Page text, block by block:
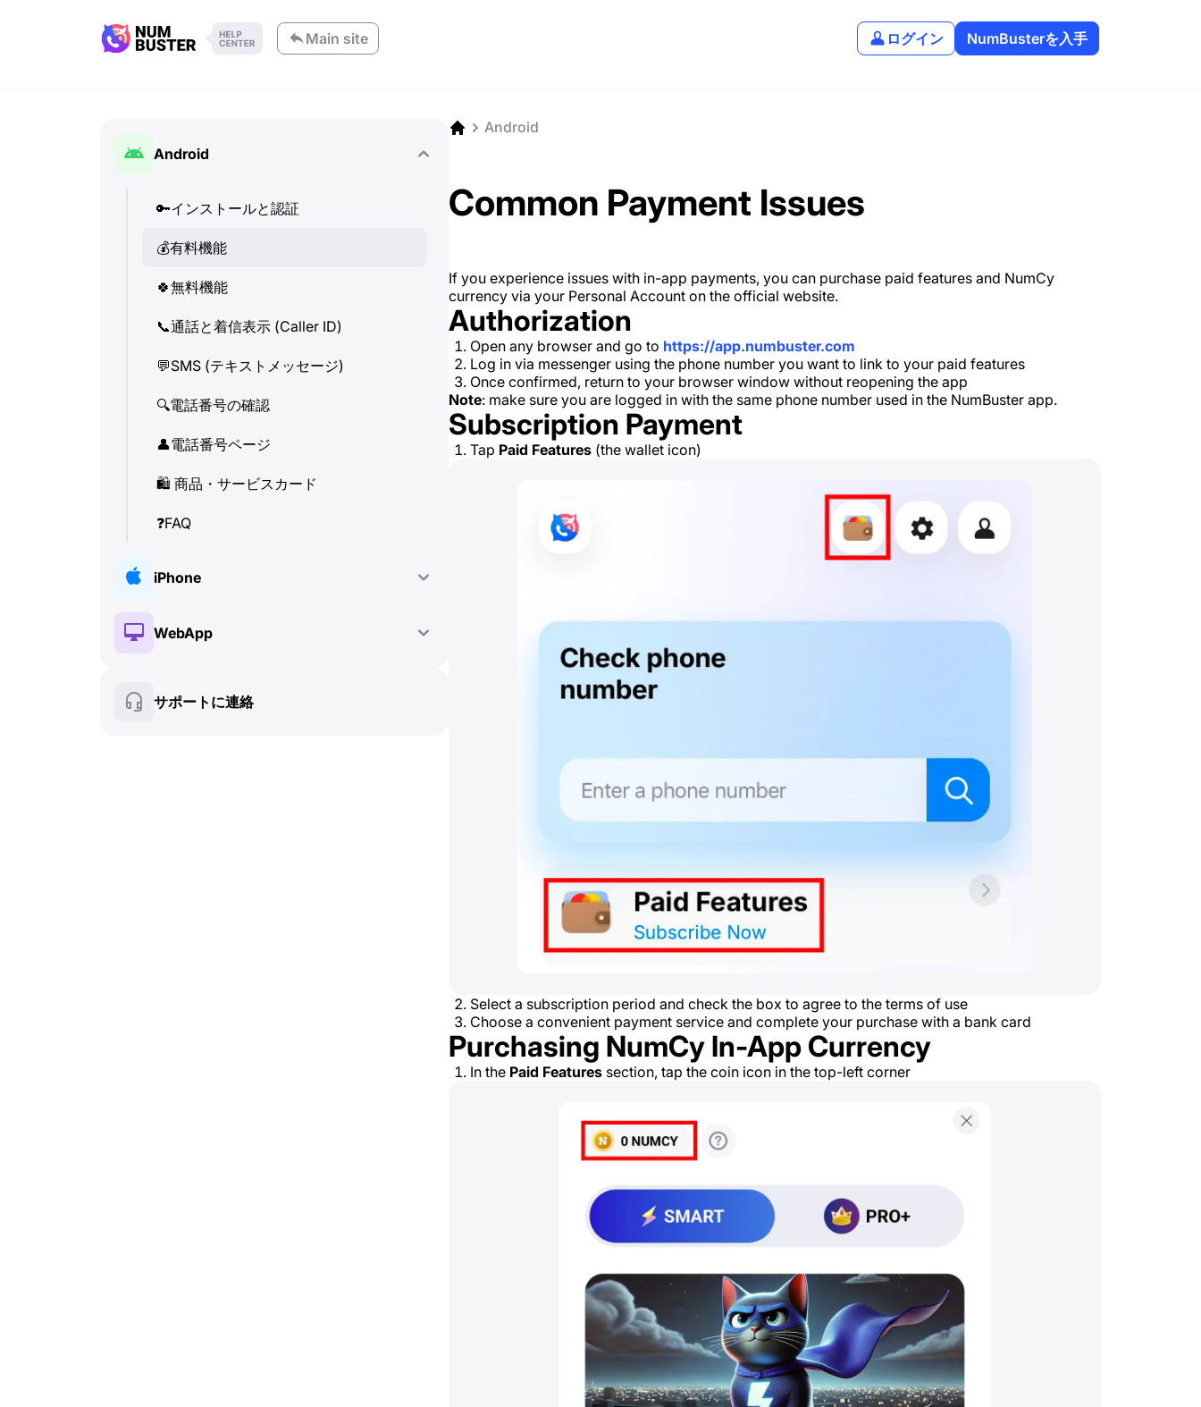
Main site ログイン NumBusterを入手
Android
🔑インストールと認証
💰有料機能
🍀無料機能
📞通話と着信表示 (Caller ID)
💬SMS (テキストメッセージ)
🔍電話番号の確認
👤電話番号ページ
🛍 ️ 商品・サービスカード
❓FAQ
iPhone
🔑 インストールと認証
🍀無料機能
WebApp
サポートに連絡
Android
Common Payment Issues
If you experience issues with in-app payments, you can purchase paid features and NumCy
currency via your Personal Account on the official website.
Authorization
Open any browser and go to https://app.numbuster.com
Log in via messenger using the phone number you want to link to your paid features
Once confirmed, return to your browser window without reopening the app
Note: make sure you are logged in with the same phone number used in the NumBuster app.
Subscription Payment
Tap Paid Features (the wallet icon)
Select a subscription period and check the box to agree to the terms of use
Choose a convenient payment service and complete your purchase with a bank card
Purchasing NumCy In-App Currency
In the Paid Features section, tap the coin icon in the top-left corner